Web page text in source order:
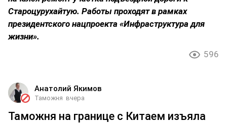
Староцурухайтую. Работы проходят в рамках
президентского нацпроекта «Инфраструктура для
жизни».
596
Анатолий Якимов
Таможня вчера
Таможня на границе с Китаем изъяла